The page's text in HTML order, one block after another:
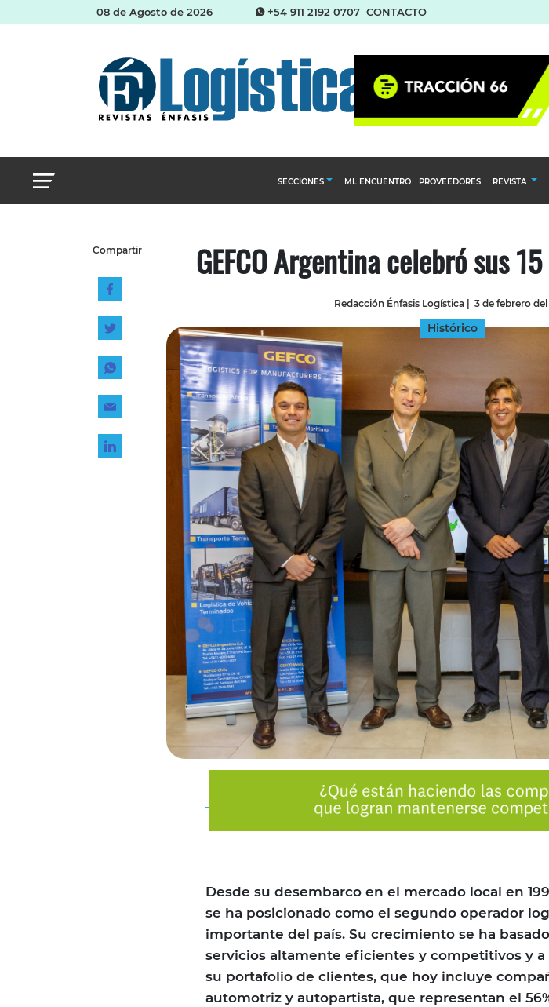
08 de Agosto de 2026 +54 911 2192 0707 CONTACTO
SECCIONES
Almacenes e inventarios
Logística y distribución
Management
Tecnología
Transporte
ML ENCUENTRO PROVEEDORES REVISTA
Compartir GEFCO Argentina celebró sus
Redacción Énfasis Logística 3 de febrero del
Histórico
Desde su desembarco en el mercado local en
se ha posicionado como el segundo operador
importante del país. Su crecimiento se ha
servicios altamente eficientes y competitivos y
su portafolio de clientes, que hoy incluye
automotriz y autopartista, que representan el